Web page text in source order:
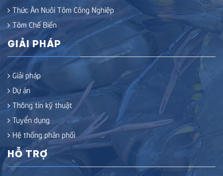
Thức Ăn Nuôi Tôm Công Nghiệp
Tôm Chế Biến
GIẢI PHÁP
Giải pháp
Dự án
Thông tin kỹ thuật
Tuyển dụng
Hệ thống phân phối
HỖ TRỢ